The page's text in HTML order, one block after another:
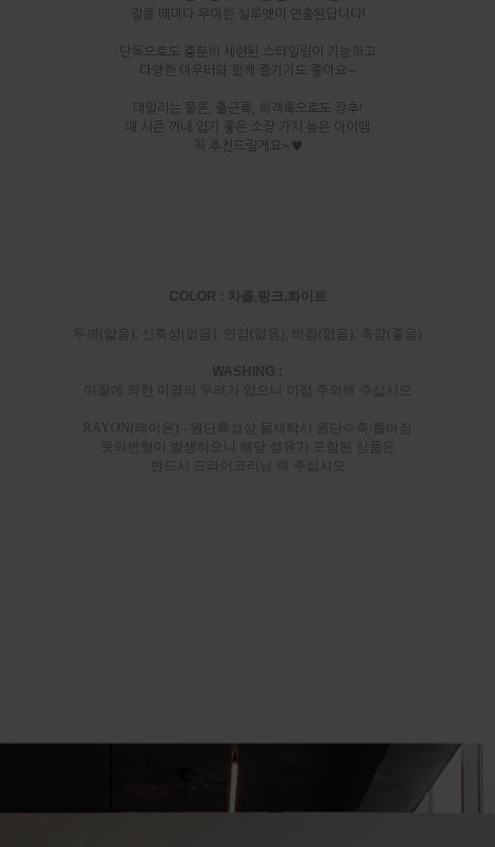
걸을 때마다 우아한 실루엣이 연출된답니다!
단독으로도 충분히 세련된 스타일링이 가능하고
다양한 아우터와 함께 즐기기도 좋아요~
데일리는 물론, 출근룩, 하객룩으로도 강추!
매 시즌 꺼내 입기 좋은 소장 가치 높은 아이템
꼭 추천드릴게요~♥
COLOR : 차콜,핑크,화이트
두께(얇음), 신축성(없음), 안감(없음), 비침(없음), 촉감(좋음)
WASHING :
마찰에 의한 이염의 우려가 있으니 이점 주의해 주십시오
RAYON(레이온) - 원단특성상 물세탁시 원단수축/틀어짐
옷의변형이 발생하오니 해당 섬유가 포함된 상품은
반드시 드라이크리닝 해 주십시오